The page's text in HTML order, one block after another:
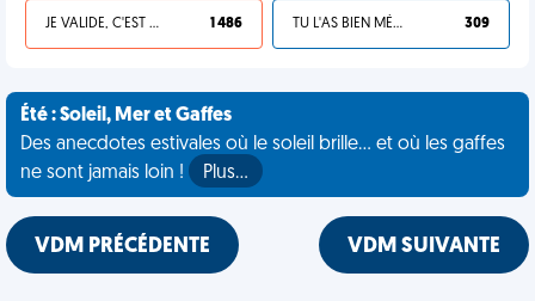
JE VALIDE, C'EST UNE VDM 1 486 TU L'AS BIEN MÉRITÉ 309
Été : Soleil, Mer et Gaffes
Des anecdotes estivales où le soleil brille... et où les gaffes
ne sont jamais loin !
Plus…
VDM PRÉCÉDENTE VDM SUIVANTE